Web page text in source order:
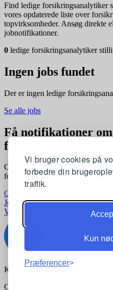
Vi bruger cookies på
forbedre din
traffik.
Kun
Præferencer
Find ledige forsikringsanalytiker
vores opdaterede liste over
topvirksomheder. Ansøg direkte
jobnotifikationer.
0 ledige forsikringsanalytiker
Ingen jobs fundet
Der er ingen ledige
Se alle jobs
Få notifikationer
forsikringsanalytiker
Opret en profil og få automatisk
forsikringsanalytiker stillinger,
Opret profil gratis
Jobkategorier Joblokationer For
Vilkår og betingelser
Kontakt:support@komvidere.dk
Copyright © 2026 komvidere.dk.